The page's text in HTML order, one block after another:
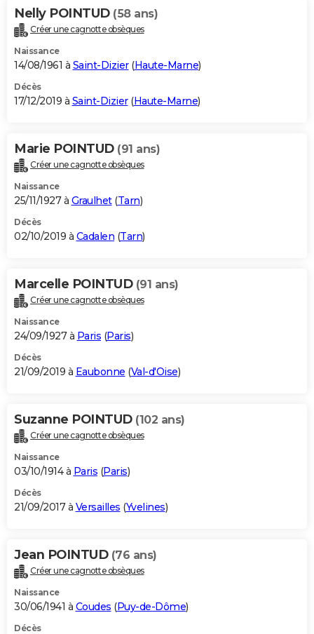
Nelly POINTUD (58 ans)
Créer une cagnotte obsèques
Naissance
14/08/1961 à Saint-Dizier(Haute-Marne)
Décès
17/12/2019 à Saint-Dizier(Haute-Marne)
Marie POINTUD (91 ans)
Créer une cagnotte obsèques
Naissance
25/11/1927 à Graulhet(Tarn)
Décès
02/10/2019 à Cadalen (Tarn)
Marcelle POINTUD (91 ans)
Créer une cagnotte obsèques
Naissance
24/09/1927 à Paris (Paris)
Décès
21/09/2019 à Eaubonne (Val-d'Oise)
Suzanne POINTUD (102 ans)
Créer une cagnotte obsèques
Naissance
03/10/1914 à Paris (Paris)
Décès
21/09/2017 à Versailles (Yvelines)
Jean POINTUD (76 ans)
Créer une cagnotte obsèques
Naissance
30/06/1941 à Coudes (Puy-de-Dôme)
Décès